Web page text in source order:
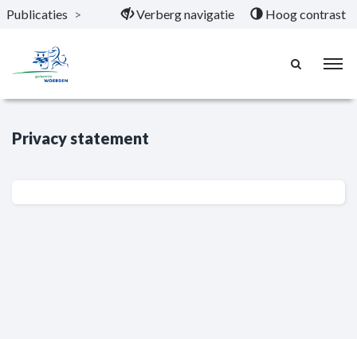
Naar hoofdinhoud
Publicaties > Verberg navigatie Hoog contrast
Privacy statement